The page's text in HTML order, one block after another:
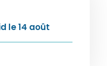
le 14 août